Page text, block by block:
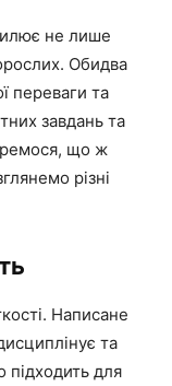
не лише
Обидва
переваги та
завдань та
що ж
різні
Написане
та
підходить для